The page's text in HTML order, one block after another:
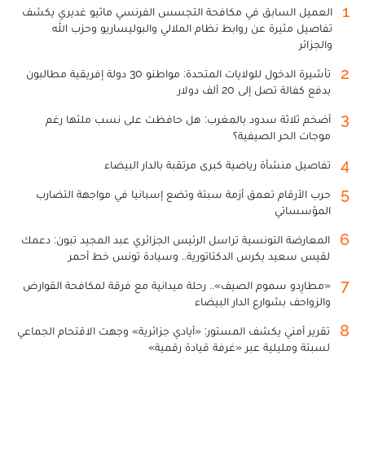
1
العميل السابق في مكافحة التجسس الفرنسي ماثيو غديري يكشف
تفاصيل مثيرة عن روابط نظام الملالي والبوليساريو وحزب الله
والجزائر
2
تأشيرة الدخول للولايات المتحدة: مواطنو 30 دولة إفريقية مطالبون
بدفع كفالة تصل إلى 20 ألف دولار
3
أضخم ثلاثة سدود بالمغرب: هل حافظت على نسب ملئها رغم
موجات الحر الصيفية؟
4 تفاصيل منشأة رياضية كبرى مرتقبة بالدار البيضاء
5
حرب الأرقام تعمق أزمة سبتة وتضع إسبانيا في مواجهة التضارب
المؤسساتي
6
المعارضة التونسية تراسل الرئيس الجزائري عبد المجيد تبون: دعمك
لقيس سعيد يكرس الدكتاتورية.. وسيادة تونس خط أحمر
7
«مطارِدو سموم الصيف».. رحلة ميدانية مع فرقة لمكافحة القوارض
والزواحف بشوارع الدار البيضاء
8
تقرير أمني يكشف المستور: «أيادي جزائرية» وجهت الاقتحام الجماعي
لسبتة ومليلية عبر «غرفة قيادة رقمية»